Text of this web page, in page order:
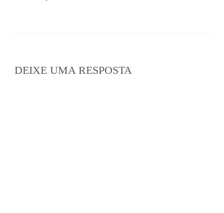
DEIXE UMA RESPOSTA